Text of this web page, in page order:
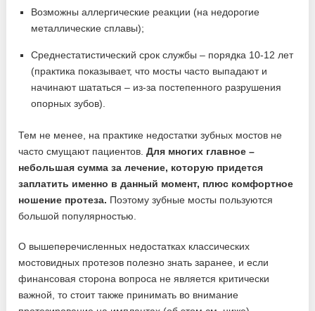
Возможны аллергические реакции (на недорогие
металлические сплавы);
Среднестатистический срок службы – порядка 10-12 лет
(практика показывает, что мосты часто выпадают и
начинают шататься – из-за постепенного разрушения
опорных зубов).
Тем не менее, на практике недостатки зубных мостов не
часто смущают пациентов.Для многих главное –
небольшая сумма за лечение, которую придется
заплатить именно в данный момент, плюс комфортное
ношение протеза. Поэтому зубные мосты пользуются
большой популярностью.
О вышеперечисленных недостатках классических
мостовидных протезов полезно знать заранее, и если
финансовая сторона вопроса не является критически
важной, то стоит также принимать во внимание